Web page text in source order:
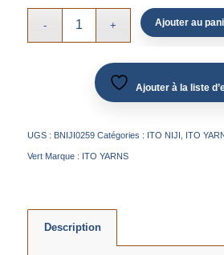
Ajouter au
Ajouter à la liste
UGS : BNIJI0259 Catégories : ITO NIJI ITO
Vert Marque : ITO YARNS
Description